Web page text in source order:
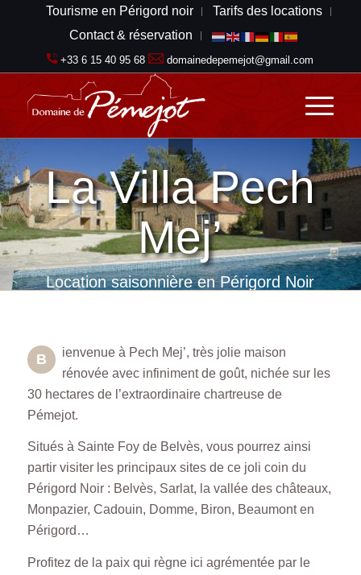
Tourisme en Périgord noir
Tarifs des locations
Contact & réservation
+33 6 15 40 95 68 domainedepemejot@gmail.com
La Villa Pech
Mej’
Location saisonnière en Périgord Noir
B
ienvenue à Pech Mej’, très jolie maison
rénovée avec infiniment de goût, nichée sur les
30 hectares de l’extraordinaire chartreuse de
Pémejot.
Situés à Sainte Foy de Belvès, vous pourrez ainsi
partir visiter les principaux sites de ce joli coin du
Périgord Noir : Belvès, Sarlat, la vallée des châteaux,
Monpazier, Cadouin, Domme, Biron, Beaumont en
Périgord…
Profitez de la paix qui règne ici agrémentée par le